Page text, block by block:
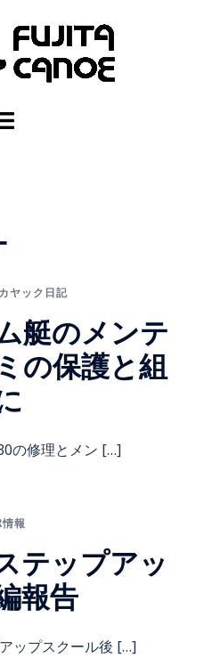
ヤック日記
艇のメンテ
の保護と組
の修理とメン […]
報
テップアッ
報告
ップスクール後 […]